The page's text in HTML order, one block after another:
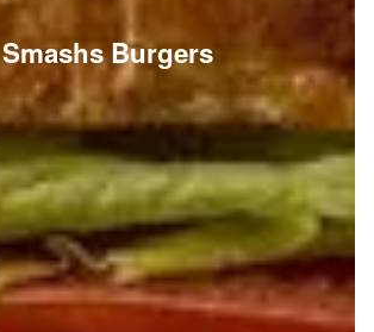
Smashs Burgers